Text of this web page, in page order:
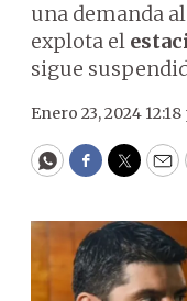
una demanda
explota el
sigue
Enero 23, 2024 12:18
WhatsApp
Facebook